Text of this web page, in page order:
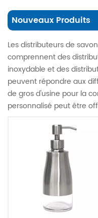
Nouveaux Produits
Les distributeurs de
comprennent des
inoxydable et des
peuvent répondre aux
de gros d'usine pour la
personnalisé peut être